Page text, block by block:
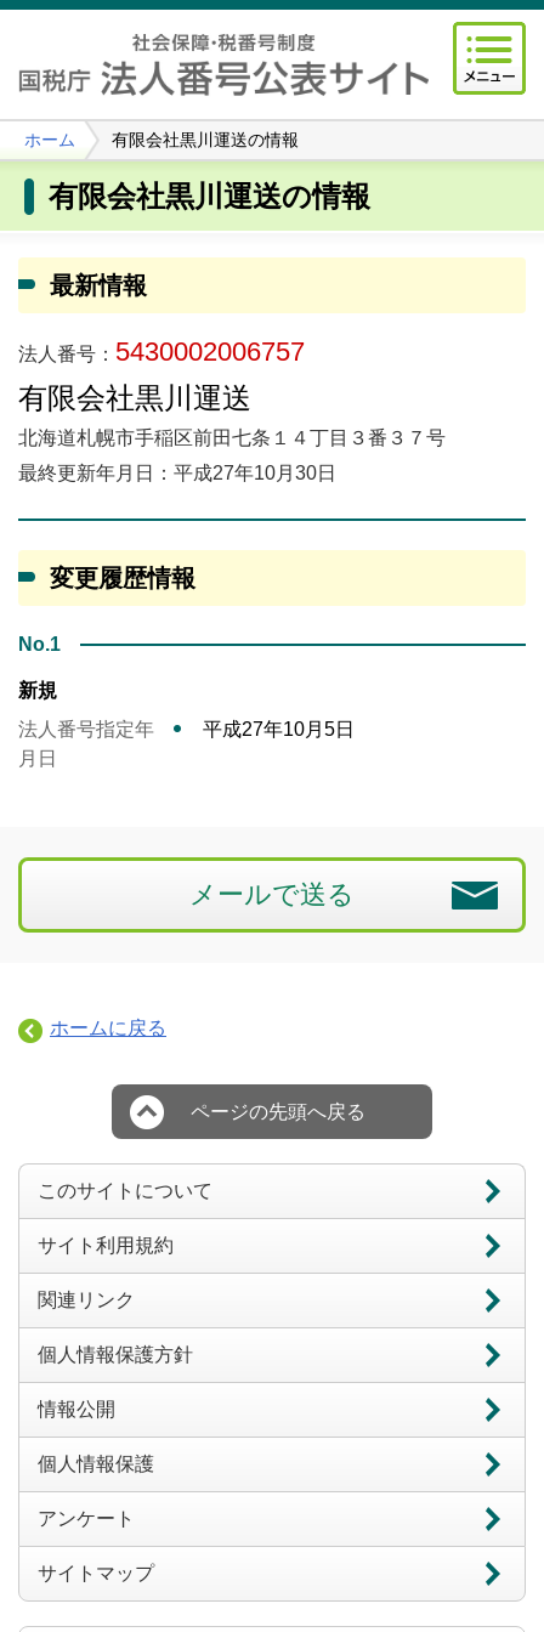
ホーム 有限会社黒川運送の情報
有限会社黒川運送の情報
最新情報
法人番号： 5430002006757
有限会社黒川運送
北海道札幌市手稲区前田七条１４丁目３番３７号
最終更新年月日：平成27年10月30日
変更履歴情報
No.1
新規
法人番号指定年
月日
平成27年10月5日
メールで送る
ホームに戻る
ページの先頭へ戻る
このサイトについて
サイト利用規約
関連リンク
個人情報保護方針
情報公開
個人情報保護
アンケート
サイトマップ